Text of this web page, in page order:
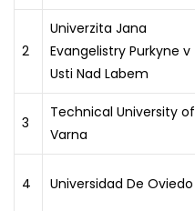
2
Univerzita Jana
Evangelistry Purkyne v
Usti Nad Labem
3
Technical University of
Varna
4 Universidad De Oviedo